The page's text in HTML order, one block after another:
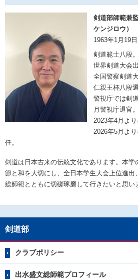
剣道部師範兼
ケンジロウ）
1963年1月19
剣道範士八段。
世界剣道大会出
全国警察剣道
仁親王杯八段
警視庁では剣
月警視庁退官。
2023年4月より
2026年5月よ
任。
剣道は日本古来の伝統文化であります。本学
節と和を大切にし、全日本学生大会上位進出
総師範とともに切磋琢磨して行きたいと思い
剣道部
クラブポリシー
出水盛文総師範プロフィール